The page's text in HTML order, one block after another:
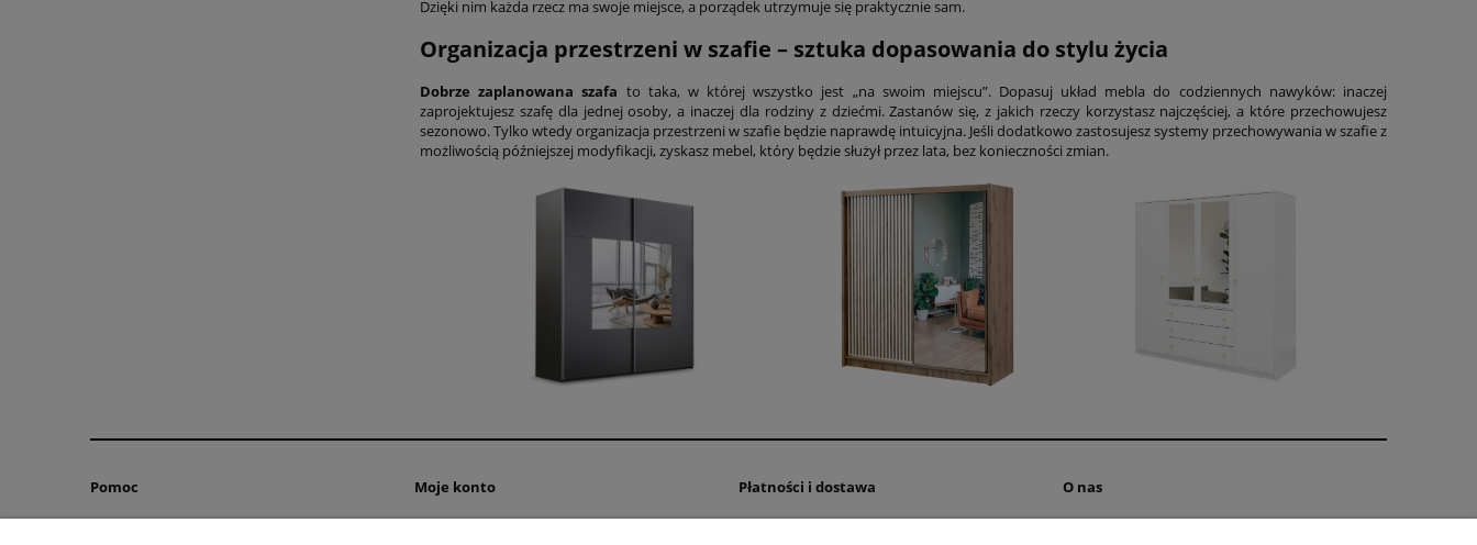
Dzięki nim każda rzecz ma swoje miejsce, a porządek utrzymuje się praktycznie sam.
Organizacja przestrzeni w szafie – sztuka dopasowania do stylu życia
Dobrze zaplanowana szafa to taka, w której wszystko jest „na swoim miejscu”. Dopasuj układ mebla do codziennych nawyków: inaczej
zaprojektujesz szafę dla jednej osoby, a inaczej dla rodziny z dziećmi. Zastanów się, z jakich rzeczy korzystasz najczęściej, a które przechowujesz
sezonowo. Tylko wtedy organizacja przestrzeni w szafie będzie naprawdę intuicyjna. Jeśli dodatkowo zastosujesz systemy przechowywania w szafie z
możliwością późniejszej modyfikacji, zyskasz mebel, który będzie służył przez lata, bez konieczności zmian.
Pomoc Moje konto Płatności i dostawa O nas